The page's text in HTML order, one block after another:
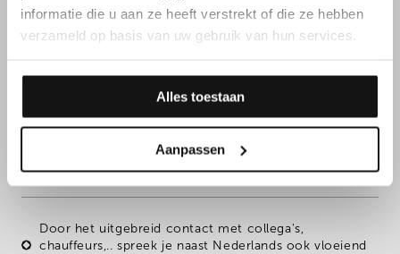
informatie die u aan ze heeft verstrekt of die ze hebben
verzameld op basis van uw gebruik van hun services.
Alles toestaan
Aanpassen
Daarnaast overtuig je met
jouw kennen & kunnen
Een zeer grondige ervaring van het
Door het uitgebreid contact met collega's,
chauffeurs,.. spreek je naast Nederlands ook vloeiend